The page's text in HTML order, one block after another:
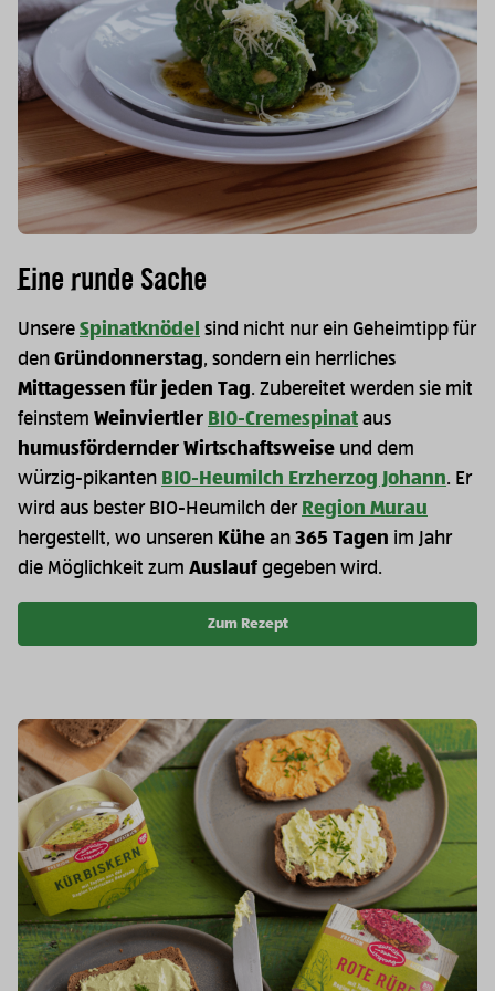
Eine runde Sache
Unsere Spinatknödel sind nicht nur ein Geheimtipp für
den Gründonnerstag, sondern ein herrliches
Mittagessen für jeden Tag. Zubereitet werden sie mit
feinstem Weinviertler BIO-Cremespinat aus
humusfördernder Wirtschaftsweise und dem
würzig-pikanten BIO-Heumilch Erzherzog Johann. Er
wird aus bester BIO-Heumilch der Region Murau
hergestellt, wo unseren Kühe an 365 Tagen im Jahr
die Möglichkeit zum Auslauf gegeben wird.
Zum Rezept